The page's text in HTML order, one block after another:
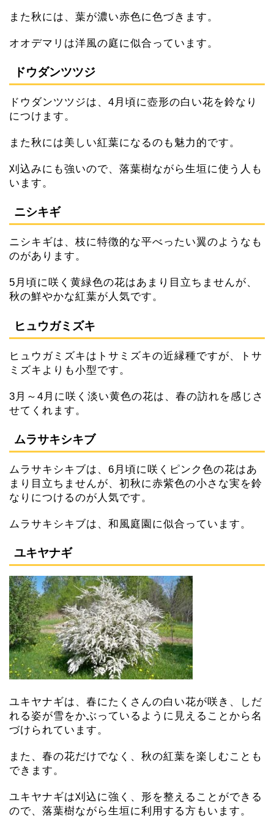
また秋には、葉が濃い赤色に色づきます。
オオデマリは洋風の庭に似合っています。
ドウダンツツジ
ドウダンツツジは、4月頃に壺形の白い花を鈴なり
につけます。
また秋には美しい紅葉になるのも魅力的です。
刈込みにも強いので、落葉樹ながら生垣に使う人も
います。
ニシキギ
ニシキギは、枝に特徴的な平べったい翼のようなも
のがあります。
5月頃に咲く黄緑色の花はあまり目立ちませんが、
秋の鮮やかな紅葉が人気です。
ヒュウガミズキ
ヒュウガミズキはトサミズキの近縁種ですが、トサ
ミズキよりも小型です。
3月～4月に咲く淡い黄色の花は、春の訪れを感じさ
せてくれます。
ムラサキシキブ
ムラサキシキブは、6月頃に咲くピンク色の花はあ
まり目立ちませんが、初秋に赤紫色の小さな実を鈴
なりにつけるのが人気です。
ムラサキシキブは、和風庭園に似合っています。
ユキヤナギ
ユキヤナギは、春にたくさんの白い花が咲き、しだ
れる姿が雪をかぶっているように見えることから名
づけられています。
また、春の花だけでなく、秋の紅葉を楽しむことも
できます。
ユキヤナギは刈込に強く、形を整えることができる
ので、落葉樹ながら生垣に利用する方もいます。